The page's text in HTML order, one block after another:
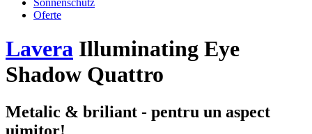
Sonnenschutz
Oferte
Lavera Illuminating Eye
Shadow Quattro
Metalic & briliant - pentru un aspect